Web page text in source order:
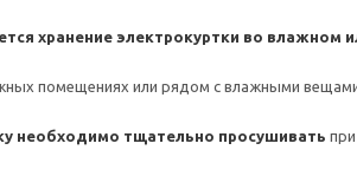
хранение электрокуртки во влажном
помещениях или рядом с влажными
необходимо тщательно просушивать